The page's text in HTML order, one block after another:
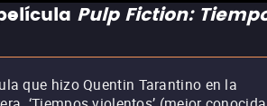
Pulp Fiction:
que hizo Quentin Tarantino en la